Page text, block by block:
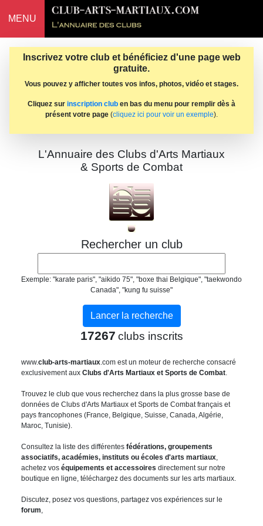
MENU
Inscrivez votre club et bénéficiez d'une page web
gratuite.
Vous pouvez y afficher toutes vos infos, photos, vidéo et stages.
Cliquez sur inscription club en bas du menu pour remplir dès à
présent votre page (cliquez ici pour voir un exemple).
L'Annuaire des Clubs d'Arts Martiaux
& Sports de Combat
Rechercher un club
Exemple: "karate paris", "aikido 75", "boxe thai Belgique", "taekwondo
Canada", "kung fu suisse"
17267 clubs inscrits
www.club-arts-martiaux.com est un moteur de recherche consacré
exclusivement aux Clubs d'Arts Martiaux et Sports de Combat.
Trouvez le club que vous recherchez dans la plus grosse base de
données de Clubs d'Arts Martiaux et Sports de Combat français et
pays francophones (France, Belgique, Suisse, Canada, Algérie,
Maroc, Tunisie).
Consultez la liste des différentes fédérations, groupements
associatifs, académies, instituts ou écoles d'arts martiaux,
achetez vos équipements et accessoires directement sur notre
boutique en ligne, téléchargez des documents sur les arts martiaux.
Discutez, posez vos questions, partagez vos expériences sur le
forum,